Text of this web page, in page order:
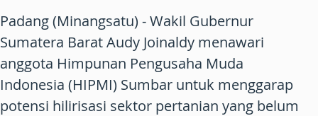
Padang (Minangsatu) - Wakil Gubernur
Sumatera Barat Audy Joinaldy menawari
anggota Himpunan Pengusaha Muda
Indonesia (HIPMI) Sumbar untuk menggarap
potensi hilirisasi sektor pertanian yang belum